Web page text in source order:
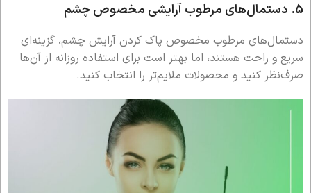
5. دستمال‌های مرطوب آرایشی مخصوص چشم
دستمال‌های مرطوب مخصوص پاک کردن آرایش چشم، گزینه‌ای
سریع و راحت هستند، اما بهتر است برای استفاده روزانه از آن‌ها
صرف‌نظر کنید و محصولات ملایم‌تر را انتخاب کنید.